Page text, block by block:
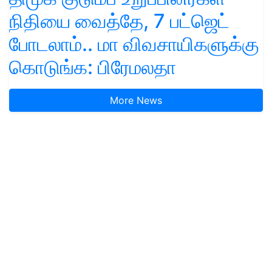
நிதியை வைத்தே, 7 பட்ஜெட்
போடலாம்.. மா விவசாயிகளுக்கு
கொடுங்க: பிரேமலதா
More News